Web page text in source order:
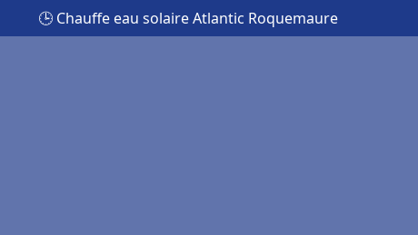
🕒 Chauffe eau solaire Atlantic Roquemaure